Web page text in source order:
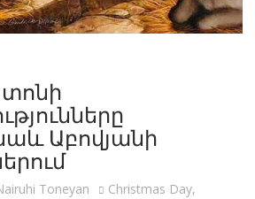
Աբովյանի
Toneyan Christmas Day,